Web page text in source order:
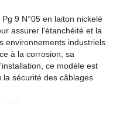
9 N°05 en laiton nickelé
assurer l'étanchéité et la
environnements industriels
à la corrosion, sa
ce modèle est
la sécurité des câblages